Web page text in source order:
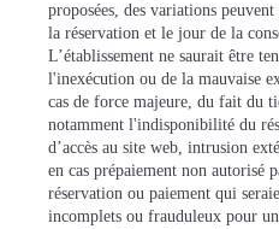
proposées, des variations
la réservation et le jour de la
L’établissement ne saurait être
l'inexécution ou de la mauvaise
cas de force majeure, du fait du
notamment l'indisponibilité du
d’accès au site web, intrusion
en cas prépaiement non autorisé
réservation ou paiement qui
incomplets ou frauduleux pour